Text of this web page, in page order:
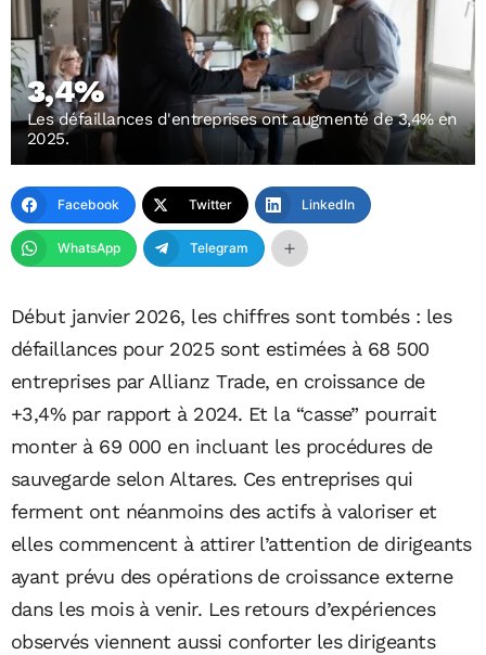
3,4%
Les défaillances d'entreprises ont augmenté de 3,4% en
2025.
Facebook Twitter LinkedIn
WhatsApp Telegram
Début janvier 2026, les chiffres sont tombés : les
défaillances pour 2025 sont estimées à 68 500
entreprises par Allianz Trade, en croissance de
+3,4% par rapport à 2024. Et la “casse” pourrait
monter à 69 000 en incluant les procédures de
sauvegarde selon Altares. Ces entreprises qui
ferment ont néanmoins des actifs à valoriser et
elles commencent à attirer l’attention de dirigeants
ayant prévu des opérations de croissance externe
dans les mois à venir. Les retours d’expériences
observés viennent aussi conforter les dirigeants